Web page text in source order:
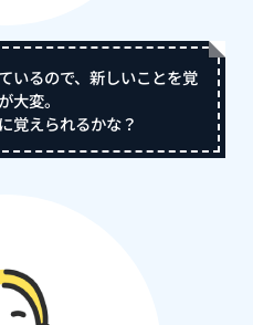
いるので、新しいことを覚
大変。
覚えられるかな？